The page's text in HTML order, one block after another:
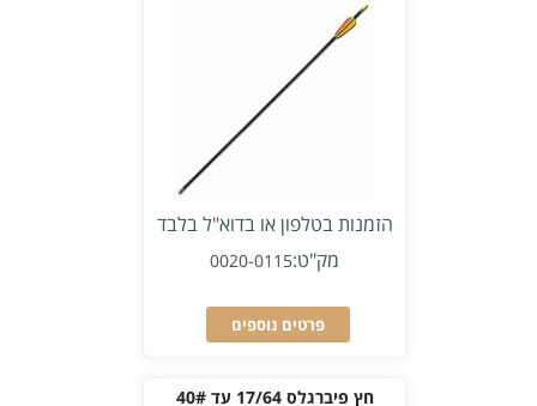
הזמנות בטלפון או בדוא"ל בלבד
מק"ט:0020-0115
פרטים נוספים
חץ פיברגלס 17/64 עד 40#